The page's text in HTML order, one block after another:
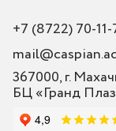
+7 (8722) 70-
367000, г.
БЦ «Гранд